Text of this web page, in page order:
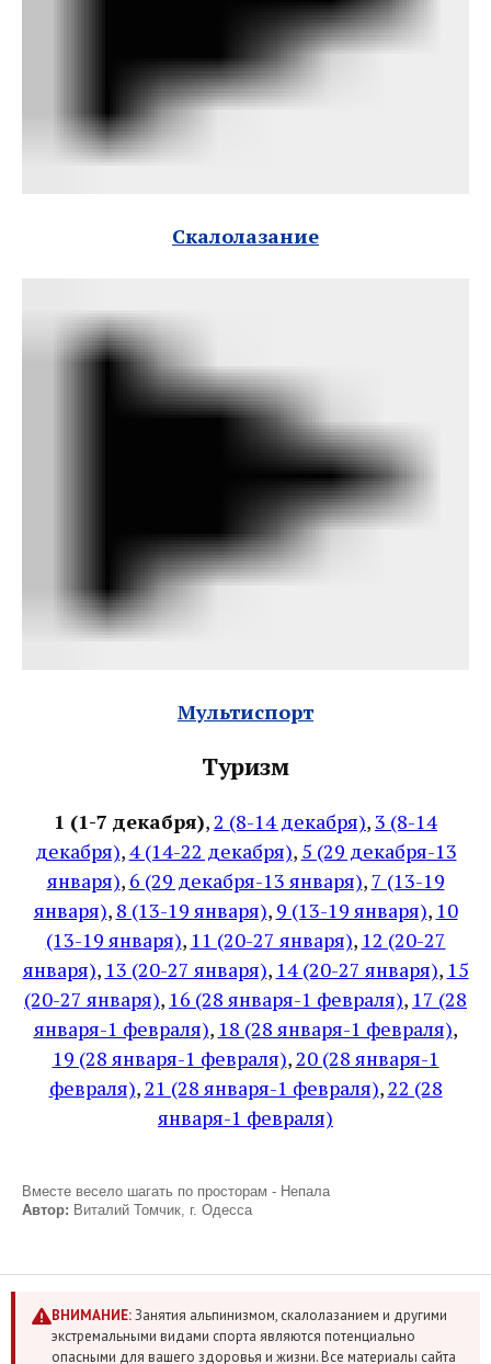
Скалолазание
Мультиспорт
Туризм
1 (1-7 декабря),2 (8-14 декабря), 3 (8-14
декабря),4 (14-22 декабря), 5 (29 декабря-13
января), 6 (29 декабря-13 января), 7 (13-19
января), 8 (13-19 января), 9 (13-19 января), 10
(13-19 января), 11 (20-27 января), 12 (20-27
января), 13 (20-27 января), 14 (20-27 января), 15
(20-27 января), 16 (28 января-1 февраля), 17 (28
января-1 февраля), 18 (28 января-1 февраля),
19 (28 января-1 февраля),20 (28 января-1
февраля),21 (28 января-1 февраля),22 (28
января-1 февраля)
Вместе весело шагать по просторам - Непала
Автор: Виталий Томчик, г. Одесса
ВНИМАНИЕ:Занятия альпинизмом, скалолазанием и другими
экстремальными видами спорта являются потенциально
опасными для вашего здоровья и жизни. Все материалы сайта